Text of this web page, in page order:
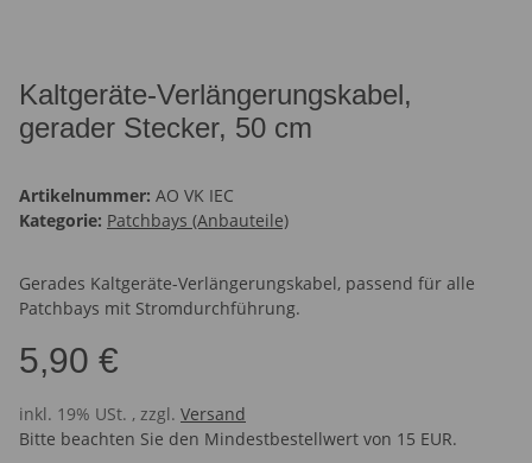
Kaltgeräte-Verlängerungskabel,
gerader Stecker, 50 cm
Artikelnummer: AO VK IEC
Kategorie: Patchbays (Anbauteile)
Gerades Kaltgeräte-Verlängerungskabel, passend für alle
Patchbays mit Stromdurchführung.
5,90 €
inkl. 19% USt. , zzgl. Versand
Bitte beachten Sie den Mindestbestellwert von 15 EUR.